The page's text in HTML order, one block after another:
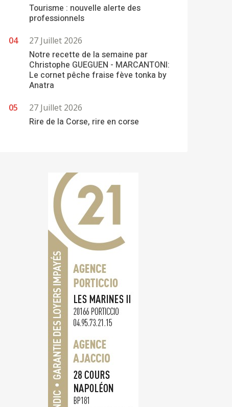
Tourisme : nouvelle alerte des
professionnels
27 Juillet 2026
Notre recette de la semaine par
Christophe GUEGUEN - MARCANTONI:
Le cornet pêche fraise fève tonka by
Anatra
27 Juillet 2026
Rire de la Corse, rire en corse